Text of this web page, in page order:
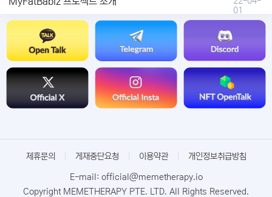
01
제휴문의 게재중단요청 이용약관 개인정보취급방침
E-mail: official@memetherapy.io
Copyright MEMETHERAPY PTE. LTD. All Rights Reserved.